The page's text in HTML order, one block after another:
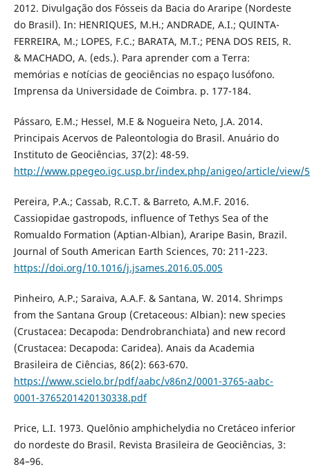
2012. Divulgação dos Fósseis da Bacia do Araripe (Nordeste
do Brasil). In: HENRIQUES, M.H.; ANDRADE, A.I.; QUINTA-
FERREIRA, M.; LOPES, F.C.; BARATA, M.T.; PENA DOS REIS, R.
& MACHADO, A. (eds.). Para aprender com a Terra:
memórias e notícias de geociências no espaço lusófono.
Imprensa da Universidade de Coimbra. p. 177-184.
Pássaro, E.M.; Hessel, M.E & Nogueira Neto, J.A. 2014.
Principais Acervos de Paleontologia do Brasil. Anuário do
Instituto de Geociências, 37(2): 48-59.
http://www.ppegeo.igc.usp.br/index.php/anigeo/article/view/
Pereira, P.A.; Cassab, R.C.T. & Barreto, A.M.F. 2016.
Cassiopidae gastropods, influence of Tethys Sea of the
Romualdo Formation (Aptian-Albian), Araripe Basin, Brazil.
Journal of South American Earth Sciences, 70: 211-223.
https://doi.org/10.1016/j.jsames.2016.05.005
Pinheiro, A.P.; Saraiva, A.A.F. & Santana, W. 2014. Shrimps
from the Santana Group (Cretaceous: Albian): new species
(Crustacea: Decapoda: Dendrobranchiata) and new record
(Crustacea: Decapoda: Caridea). Anais da Academia
Brasileira de Ciências, 86(2): 663-670.
https://www.scielo.br/pdf/aabc/v86n2/0001-3765-aabc-
0001-3765201420130338.pdf
Price, L.I. 1973. Quelônio amphichelydia no Cretáceo inferior
do nordeste do Brasil. Revista Brasileira de Geociências, 3:
84–96.